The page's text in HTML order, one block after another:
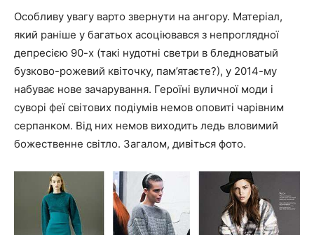
Особливу увагу варто звернути на ангору. Матеріал,
який раніше у багатьох асоціювався з непроглядної
депресією 90-х (такі нудотні светри в бледноватый
бузково-рожевий квіточку, пам’ятаєте?), у 2014-му
набуває нове зачарування. Героїні вуличної моди і
суворі феї світових подіумів немов оповиті чарівним
серпанком. Від них немов виходить ледь вловимий
божественне світло. Загалом, дивіться фото.